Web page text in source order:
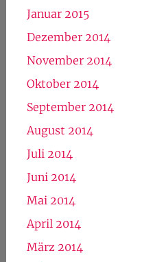
Januar 2015
Dezember 2014
November 2014
Oktober 2014
September 2014
August 2014
Juli 2014
Juni 2014
Mai 2014
April 2014
März 2014